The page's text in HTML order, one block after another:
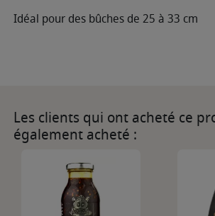
Idéal pour des bûches de 25 à 33 cm
Les clients qui ont acheté ce
également acheté :